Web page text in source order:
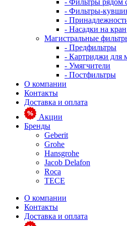
- Фильтры рядом
- Фильтры-
-
- Насадки на кран
Магистральные
- Предфильтры
- Картриджи для
- Умягчители
- Постфильтры
О компании
Контакты
Доставка и оплата
Акции
Бренды
Geberit
Grohe
Hansgrohe
Jacob Delafon
Roca
TECE
О компании
Контакты
Доставка и оплата